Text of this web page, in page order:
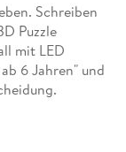
Schreiben
Puzzle
mit LED
6 Jahren" und